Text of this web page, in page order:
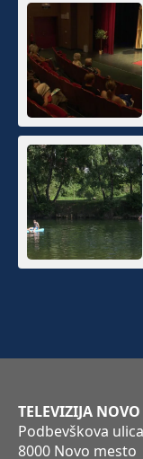
TELEVIZIJA
Podbevškova
8000 Novo mesto